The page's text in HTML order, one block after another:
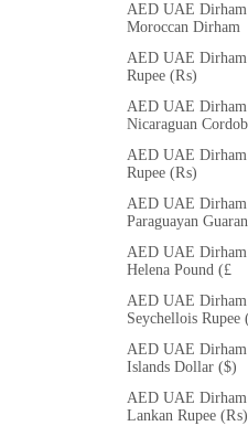
AED UAE Dirham
Moroccan Dirham
AED UAE Dirham
Rupee (₨)
AED UAE Dirham
Nicaraguan
AED UAE Dirham
Rupee (₨)
AED UAE Dirham
Paraguayan
AED UAE Dirham
Helena Pound (£
AED UAE Dirham
Seychellois
AED UAE Dirham
Islands Dollar ($)
AED UAE Dirham
Lankan Rupee (₨)